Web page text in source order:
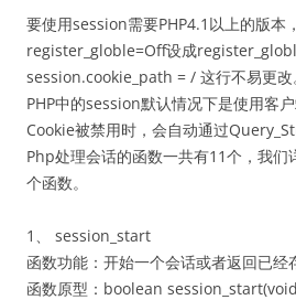
要使用session需要PHP4.1以上的版
register_globle=Off设成
session.cookie_path = / 这行不易更改
PHP中的session默认情况下是使用客
Cookie被禁用时，会自动通过
Php处理会话的函数一共有11个，我们
个函数。
1、 session_start
函数功能：开始一个会话或者返回已经
函数原型：boolean